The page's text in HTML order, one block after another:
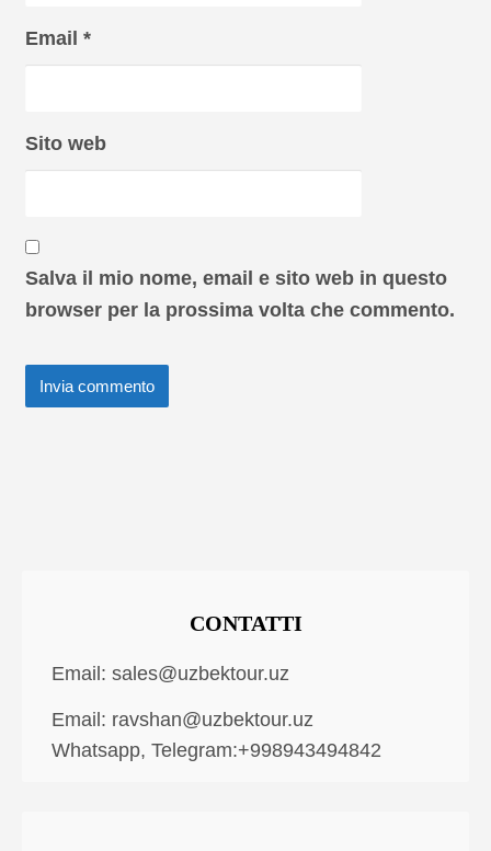
Email *
Sito web
Salva il mio nome, email e sito web in questo
browser per la prossima volta che commento.
CONTATTI
Email: sales@uzbektour.uz
Email: ravshan@uzbektour.uz
Whatsapp, Telegram:+998943494842